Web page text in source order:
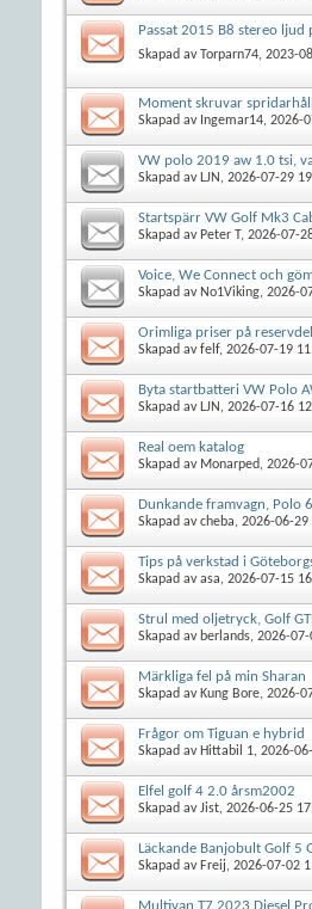
Passat 2015 B8 stereo ljud
Skapad av Torparn74, 2023-
Moment skruvar
Skapad av Ingemar14, 2026-
VW polo 2019 aw 1.0 tsi,
Skapad av LJN , 2026-07-29
Startspärr VW Golf Mk3
Skapad av Peter T, 2026-07-
Voice, We Connect och
Skapad av No1Viking, 2026-
Orimliga priser på
Skapad avfelf, 2026-07-19
Byta startbatteri VW Polo
Skapad av LJN , 2026-07-16
Real oem katalog
Skapad av Monarped, 2026-
Dunkande framvagn, Polo
Skapad avcheba, 2026-06-29
Tips på verkstad i
Skapad avasa, 2026-07-15
Strul med oljetryck, Golf
Skapad av berlands, 2026-
Märkliga fel på min Sharan
Skapad av Kung Bore, 2026-
Frågor om Tiguan e hybrid
Skapad av Hittabil 1, 2026-
Elfel golf 4 2.0 årsm2002
Skapad avJist, 2026-06-25
Läckande Banjobult Golf 5
Skapad av Freij, 2026-07-02
Multivan T7 2023 Diesel